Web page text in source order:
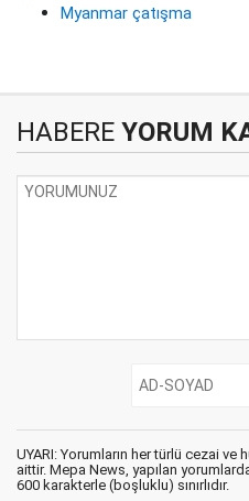
Myanmar çatışma
HABERE YORUM
UYARI: Yorumların her türlü cezai
aittir. Mepa News, yapılan
600 karakterle (boşluklu) sınırlıdır.